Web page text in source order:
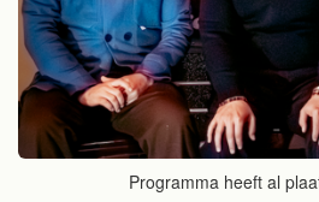
Programma heeft al